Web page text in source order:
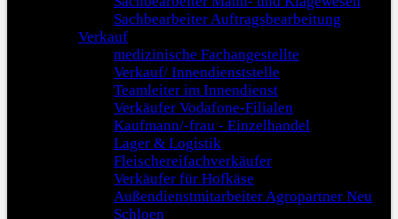
Sachbearbeiter Auftragsbearbeitung
Verkauf
medizinische Fachangestellte
Verkauf/ Innendienststelle
Teamleiter im Innendienst
Verkäufer Vodafone-Filialen
Kaufmann/-frau - Einzelhandel
Lager & Logistik
Fleischereifachverkäufer
Verkäufer für Hofkäse
Außendienstmitarbeiter Agropartner Neu
Schloen